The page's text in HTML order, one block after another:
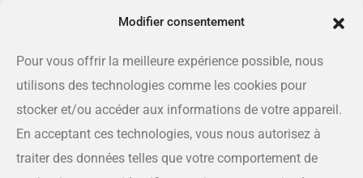
Modifier consentement
Pour vous offrir la meilleure expérience possible, nous
utilisons des technologies comme les cookies pour
stocker et/ou accéder aux informations de votre appareil.
En acceptant ces technologies, vous nous autorisez à
traiter des données telles que votre comportement de
Adresse
175 rue Queen, Sherbrooke QC J1L 1K1
Téléphone